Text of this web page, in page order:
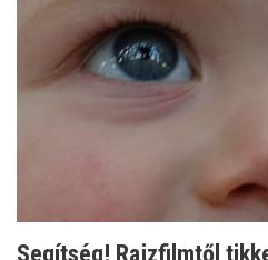
Segítség! Rajzfilmtől